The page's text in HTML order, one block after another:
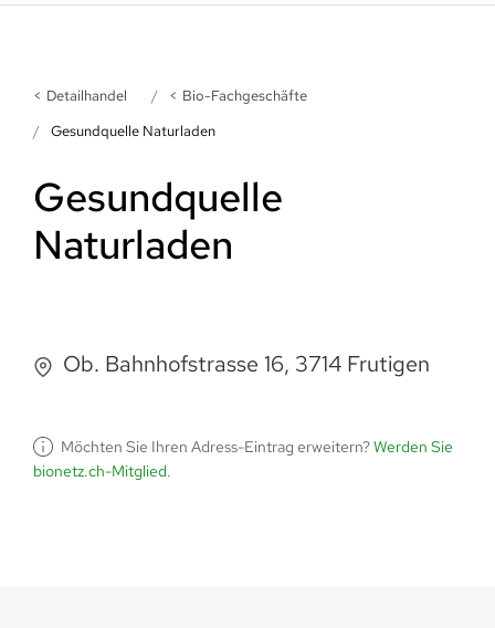
Detailhandel
Bio-Fachgeschäfte
Gesundquelle Naturladen
Gesundquelle
Naturladen
Ob. Bahnhofstrasse 16, 3714 Frutigen
Möchten Sie Ihren Adress-Eintrag erweitern?Werden Sie
bionetz.ch-Mitglied.